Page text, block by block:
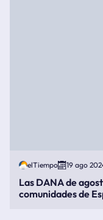
elTiempo 19 ago
Las DANA de
comunidades de